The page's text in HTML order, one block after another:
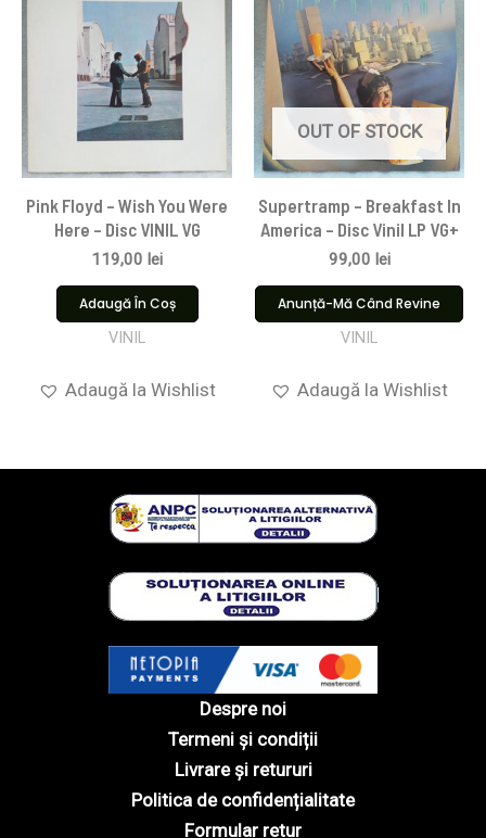
Pink Floyd ‎– Wish You Were
Here – Disc VINIL VG
119,00 lei
Adaugă În Coș
VINIL
Adaugă la Wishlist
OUT OF STOCK
Supertramp – Breakfast In
America – Disc Vinil LP VG+
99,00 lei
Anunță-Mă Când Revine
VINIL
Adaugă la Wishlist
Despre noi
Termeni și condiții
Livrare și retururi
Politica de confidențialitate
Formular retur